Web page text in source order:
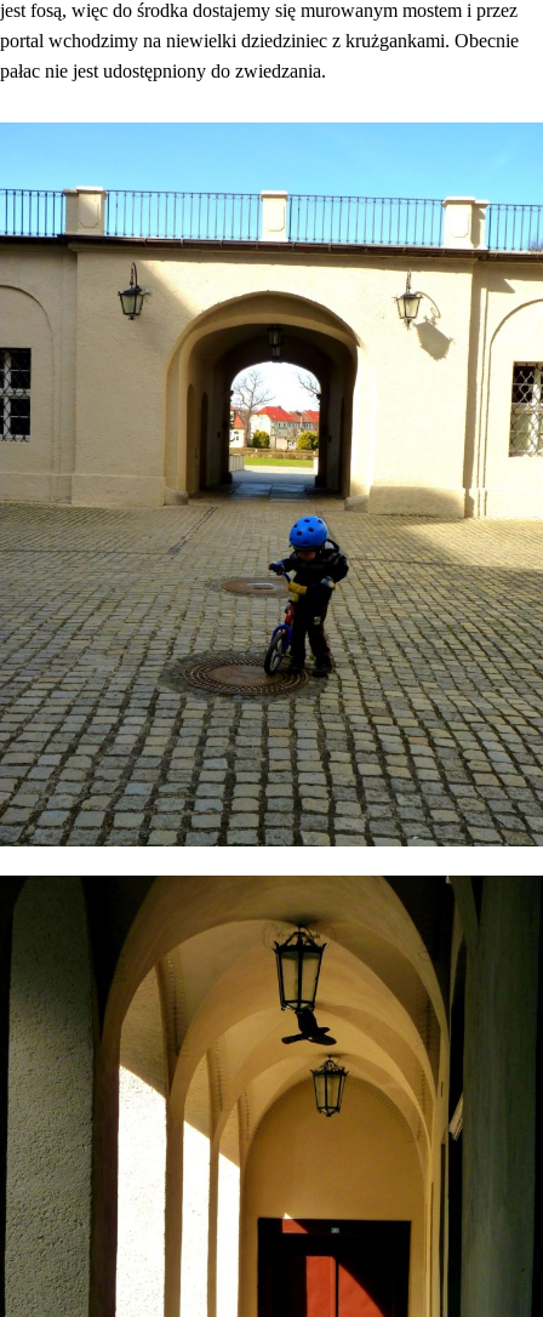
jest fosą, więc do środka dostajemy się murowanym mostem i przez
portal wchodzimy na niewielki dziedziniec z krużgankami. Obecnie
pałac nie jest udostępniony do zwiedzania.